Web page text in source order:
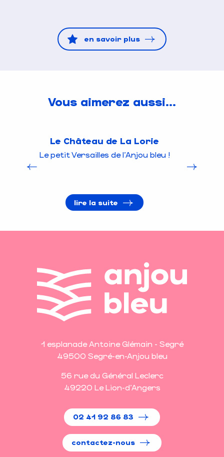
en savoir plus
Vous aimerez aussi...
Le Château de La Lorie
Le petit Versailles de l'Anjou bleu !
lire la suite
1 esplanade Antoine Glémain - Segré
49500 Segré-en-Anjou bleu
56 rue du Général Leclerc
49220 Le Lion-d'Angers
02 41 92 86 83
contactez-nous